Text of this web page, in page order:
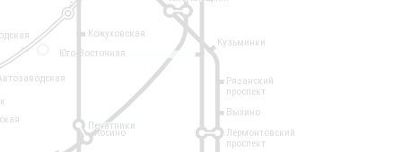
14
Кузьминки
Рязанский
проспект
Выхино
Лермонтовский
проспект
Кожуховская
Печатники
Косино
Юго-Восточная